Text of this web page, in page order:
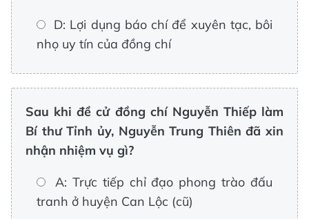
D: Lợi dụng báo chí để xuyên tạc, bôi
nhọ uy tín của đồng chí
Sau khi đề cử đồng chí Nguyễn Thiếp làm
Bí thư Tỉnh ủy, Nguyễn Trung Thiên đã xin
nhận nhiệm vụ gì?
A: Trực tiếp chỉ đạo phong trào đấu
tranh ở huyện Can Lộc (cũ)